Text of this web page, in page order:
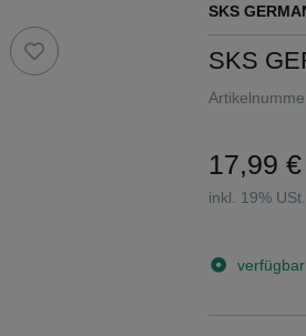
SKS
SKS
17,99 €
inkl. 19% USt.
verfügbar